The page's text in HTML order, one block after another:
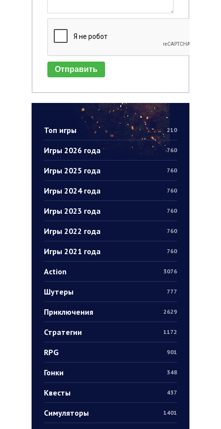
Топ игры 210
Игры 2026 года 760
Игры 2025 года 760
Игры 2024 года 760
Игры 2023 года 760
Игры 2022 года 760
Игры 2021 года 760
Action 3076
Шутеры 777
Приключения 2629
Стратегии 1172
RPG 901
Гонки 348
Квесты 437
Симуляторы 1401
Отправить